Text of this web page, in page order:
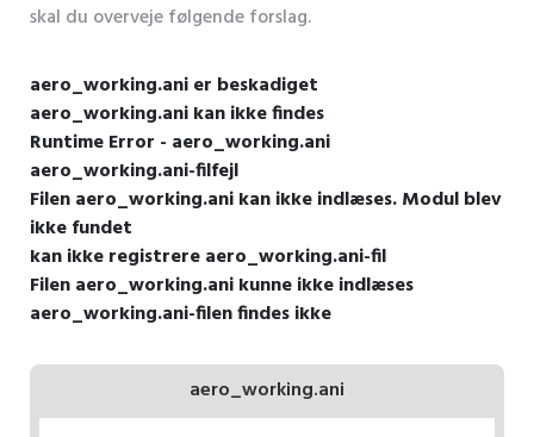
skal du overveje følgende forslag.
aero_working.ani er beskadiget
aero_working.ani kan ikke findes
Runtime Error - aero_working.ani
aero_working.ani-filfejl
Filen aero_working.ani kan ikke indlæses. Modul blev
ikke fundet
kan ikke registrere aero_working.ani-fil
Filen aero_working.ani kunne ikke indlæses
aero_working.ani-filen findes ikke
aero_working.ani